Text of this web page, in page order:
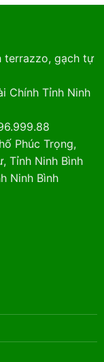
terrazzo, gạch tự
Chính Tỉnh Ninh
Phúc Trọng,
Tỉnh Ninh Bình
Ninh Bình